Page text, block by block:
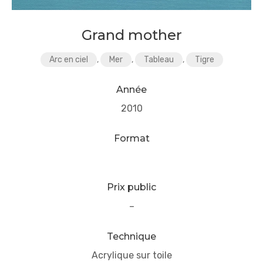
Grand mother
Arc en ciel , Mer , Tableau , Tigre
Année
2010
Format
Prix public
–
Technique
Acrylique sur toile